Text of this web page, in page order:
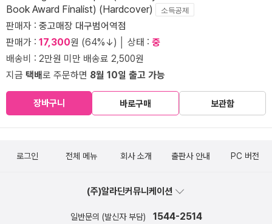
Book Award Finalist) (Hardcover)
소득공제
판매자 : 중고매장 대구범어역점
판매가 : 17,300원 (64%↓) │ 상태 : 중
배송비 : 2만원 미만 배송료 2,500원
지금 택배로 주문하면 8월 10일 출고 가능
장바구니 바로구매 보관함
로그인 전체 메뉴 회사 소개 출판사 안내 PC 버전
(주)알라딘커뮤니케이션
일반문의 (발신자 부담) 1544-2514